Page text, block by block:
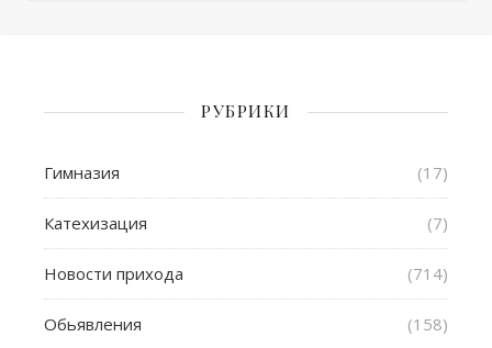
РУБРИКИ
Гимназия (17)
Катехизация (7)
Новости прихода (714)
Обьявления (158)